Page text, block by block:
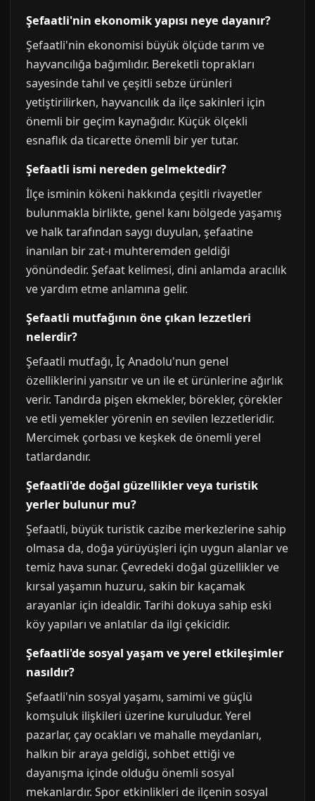
Şefaatli'nin ekonomik yapısı neye dayanır?
Şefaatli'nin ekonomisi büyük ölçüde tarım ve
hayvancılığa bağımlıdır. Bereketli toprakları
sayesinde tahıl ve çeşitli sebze ürünleri
yetiştirilirken, hayvancılık da ilçe sakinleri için
önemli bir geçim kaynağıdır. Küçük ölçekli
esnaflık da ticarette önemli bir yer tutar.
Şefaatli ismi nereden gelmektedir?
İlçe isminin kökeni hakkında çeşitli rivayetler
bulunmakla birlikte, genel kanı bölgede yaşamış
ve halk tarafından saygı duyulan, şefaatine
inanılan bir zat-ı muhteremden geldiği
yönündedir. Şefaat kelimesi, dini anlamda aracılık
ve yardım etme anlamına gelir.
Şefaatli mutfağının öne çıkan lezzetleri
nelerdir?
Şefaatli mutfağı, İç Anadolu'nun genel
özelliklerini yansıtır ve un ile et ürünlerine ağırlık
verir. Tandırda pişen ekmekler, börekler, çörekler
ve etli yemekler yörenin en sevilen lezzetleridir.
Mercimek çorbası ve keşkek de önemli yerel
tatlardandır.
Şefaatli'de doğal güzellikler veya turistik
yerler bulunur mu?
Şefaatli, büyük turistik cazibe merkezlerine sahip
olmasa da, doğa yürüyüşleri için uygun alanlar ve
temiz hava sunar. Çevredeki doğal güzellikler ve
kırsal yaşamın huzuru, sakin bir kaçamak
arayanlar için idealdir. Tarihi dokuya sahip eski
köy yapıları ve anlatılar da ilgi çekicidir.
Şefaatli'de sosyal yaşam ve yerel etkileşimler
nasıldır?
Şefaatli'nin sosyal yaşamı, samimi ve güçlü
komşuluk ilişkileri üzerine kuruludur. Yerel
pazarlar, çay ocakları ve mahalle meydanları,
halkın bir araya geldiği, sohbet ettiği ve
dayanışma içinde olduğu önemli sosyal
mekanlardır. Spor etkinlikleri de ilçenin sosyal